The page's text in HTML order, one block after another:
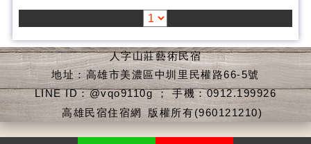
人字山莊藝術民宿
地址：高雄市美濃區中圳里民權路66-5號
LINE ID：@vqo9110g ； 手機：0912.199926
高雄民宿住宿網 版權所有(960121210)